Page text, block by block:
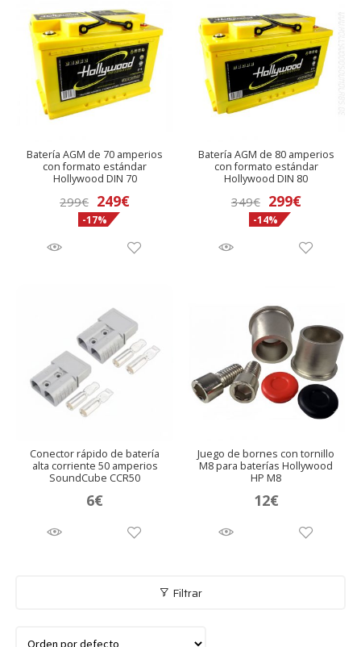
Batería AGM de 70 amperios
con formato estándar
Hollywood DIN 70
299€ El
precio
original
249€El
actual
-17%
Batería AGM de 80 amperios
con formato estándar
Hollywood DIN 80
349€ El
precio
original
299€El
actual
-14%
Conector rápido de batería
alta corriente 50 amperios
SoundCube CCR50
6€
Juego de bornes con tornillo
M8 para baterías Hollywood
HP M8
12€
Filtrar